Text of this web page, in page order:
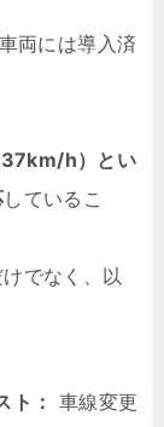
両には導入済
h）とい
しているこ
でなく、以
ト： 車線変更